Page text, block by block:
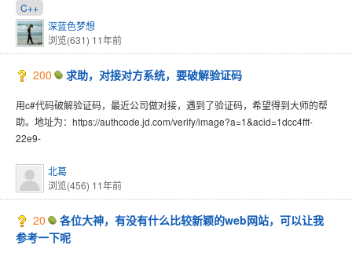
C++
深蓝色梦想
浏览(631) 11年前
200 求助，对接对方系统，要破解验证码
用c#代码破解验证码，最近公司做对接，遇到了验证码，希望得到大师的帮
助。地址为：https://authcode.jd.com/verify/image?a=1&acid=1dcc4fff-
22e9-
北葛
浏览(456) 11年前
20
各位大神，有没有什么比较新颖的web网站，可以让我
参考一下呢